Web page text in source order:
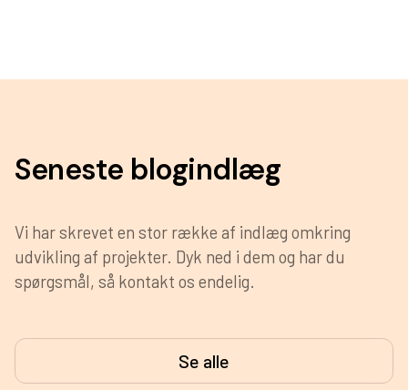
Seneste blogindlæg
Vi har skrevet en stor række af indlæg omkring
udvikling af projekter. Dyk ned i dem og har du
spørgsmål, så kontakt os endelig.
Se alle